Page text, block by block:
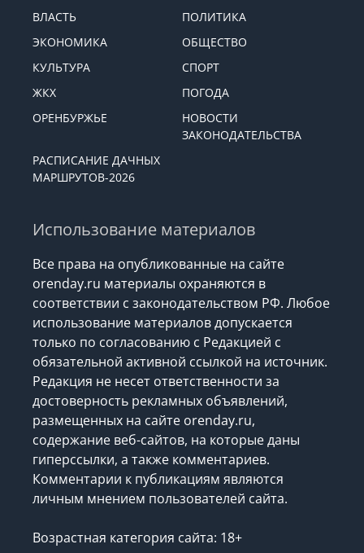
ВЛАСТЬ
ПОЛИТИКА
ЭКОНОМИКА
ОБЩЕСТВО
КУЛЬТУРА
СПОРТ
ЖКХ
ПОГОДА
ОРЕНБУРЖЬЕ
НОВОСТИ
ЗАКОНОДАТЕЛЬСТВА
РАСПИСАНИЕ ДАЧНЫХ
МАРШРУТОВ-2026
Использование материалов
Все права на опубликованные на сайте
orenday.ru материалы охраняются в
соответствии с законодательством РФ. Любое
использование материалов допускается
только по согласованию с Редакцией с
обязательной активной ссылкой на источник.
Редакция не несет ответственности за
достоверность рекламных объявлений,
размещенных на сайте orenday.ru,
содержание веб-сайтов, на которые даны
гиперссылки, а также комментариев.
Комментарии к публикациям являются
личным мнением пользователей сайта.
Возрастная категория сайта: 18+